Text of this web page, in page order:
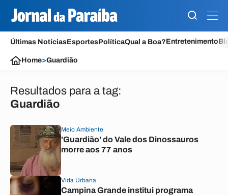
Últimas NotíciasEsportesPolíticaQual a Boa?Entretenimento
Home>Guardião
Resultados para a tag:
Guardião
Meio Ambiente
'Guardião' do Vale dos Dinossauros
morre aos 77 anos
Vida Urbana
Campina Grande institui programa